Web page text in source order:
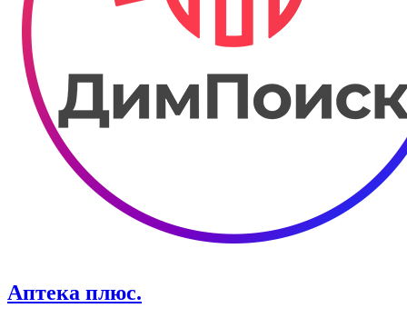
Аптека плюс.